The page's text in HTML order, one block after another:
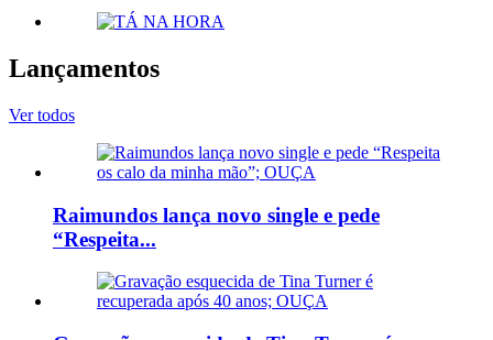
Lançamentos
Ver todos
Raimundos lança novo single e pede
“Respeita...